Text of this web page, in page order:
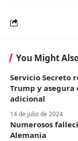
You Might
Servicio Secreto
Trump y
adicional
14 de julio de 2024
Numerosos
Alemania